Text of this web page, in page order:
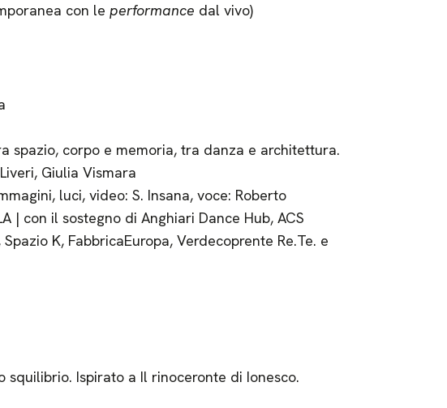
con le performance dal vivo)
spazio, corpo e memoria, tra danza e architettura.
Giulia Vismara
luci, video: S. Insana, voce: Roberto
| con il sostegno di Anghiari Dance Hub, ACS
K, FabbricaEuropa, Verdecoprente Re.Te. e
squilibrio. Ispirato a Il rinoceronte di Ionesco.